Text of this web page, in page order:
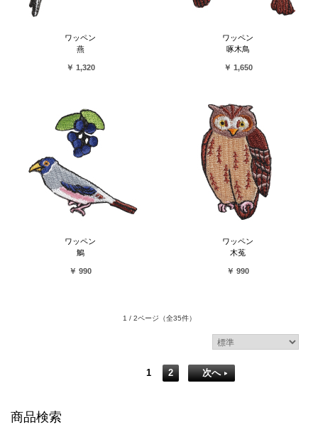
ワッペン
燕
￥ 1,320
ワッペン
啄木鳥
￥ 1,650
ワッペン
鵤
￥ 990
ワッペン
木菟
￥ 990
1 / 2ページ （全35件）
1 2 次へ
商品検索